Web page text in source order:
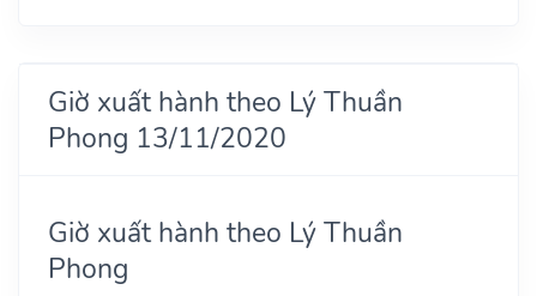
Giờ xuất hành theo Lý Thuần
Phong 13/11/2020
Giờ xuất hành theo Lý Thuần
Phong